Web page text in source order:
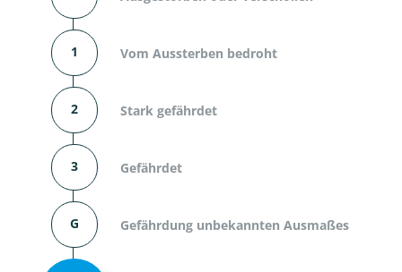
1 Vom Aussterben bedroht
2 Stark gefährdet
3 Gefährdet
G Gefährdung unbekannten Ausmaßes